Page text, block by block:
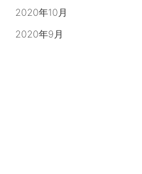
2020年10月
2020年9月